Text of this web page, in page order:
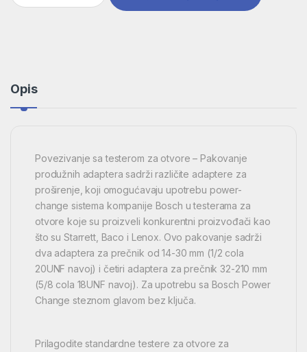
Opis
Povezivanje sa testerom za otvore – Pakovanje
produžnih adaptera sadrži različite adaptere za
proširenje, koji omogućavaju upotrebu power-
change sistema kompanije Bosch u testerama za
otvore koje su proizveli konkurentni proizvođači kao
što su Starrett, Baco i Lenox. Ovo pakovanje sadrži
dva adaptera za prečnik od 14-30 mm (1/2 cola
20UNF navoj) i četiri adaptera za prečnik 32-210 mm
(5/8 cola 18UNF navoj). Za upotrebu sa Bosch Power
Change steznom glavom bez ključa.
Prilagodite standardne testere za otvore za